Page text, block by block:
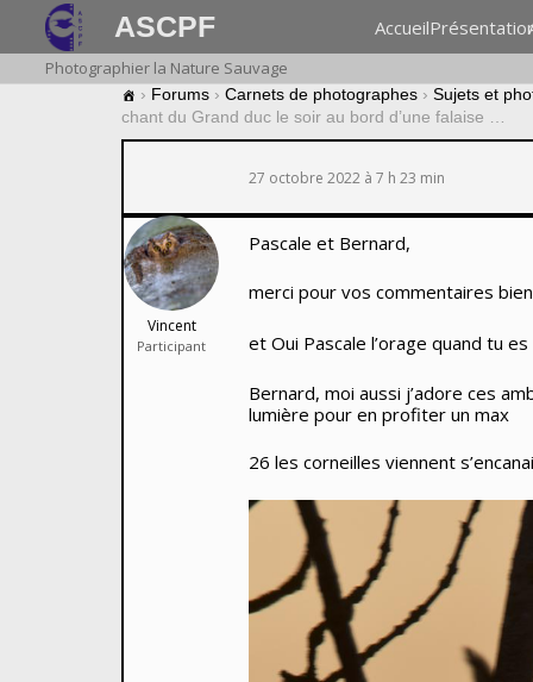
ASCPF Accueil
Photographier la Nature Sauvage
› Forums › Carnets de photographes › Sujets et
chant du Grand duc le soir au bord d’une falaise …
27 octobre 2022 à 7 h 23 min
Vincent
Participant
Pascale et Bernard,
merci pour vos commentaires
et Oui Pascale l’orage quand tu
Bernard, moi aussi j’adore ces
lumière pour en profiter un max
26 les corneilles viennent